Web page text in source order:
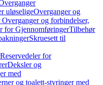
uløseligeOverganger og
og forbindelser,
for GjennomføringerTilbehør
Skruesett til
Reservedeler for
Deksler og
med
og toalett-styringer med